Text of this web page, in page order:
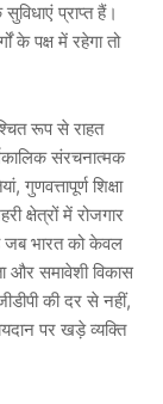
प्राप्त हैं।
के पक्ष में रहेगा तो
रूप से राहत
संरचनात्मक
शिक्षा
क्षेत्रों में रोजगार
जब भारत को केवल
और समावेशी विकास
की दर से नहीं,
पर खड़े व्यक्ति